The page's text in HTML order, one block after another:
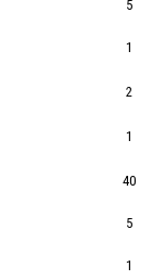
5
1
2
1
40
5
1